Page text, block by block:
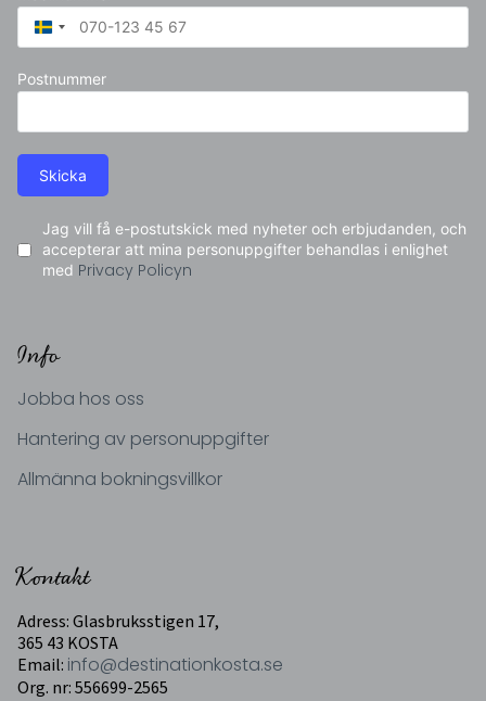
Sweden
+46
Postnummer
Skicka
Jag vill få e-postutskick med nyheter och erbjudanden, och
accepterar att mina personuppgifter behandlas i enlighet
med Privacy Policyn
Info
Jobba hos oss
Hantering av personuppgifter
Allmänna bokningsvillkor
Kontakt
Adress: Glasbruksstigen 17,
365 43 KOSTA
Email: info@destinationkosta.se
Org. nr: 556699-2565